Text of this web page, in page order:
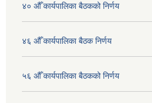
४० औँ कार्यपालिका बैठकको निर्णय
४६ औँ कार्यपालिका बैठक निर्णय
५६ औँ कार्यपालिका बैठकको निर्णय